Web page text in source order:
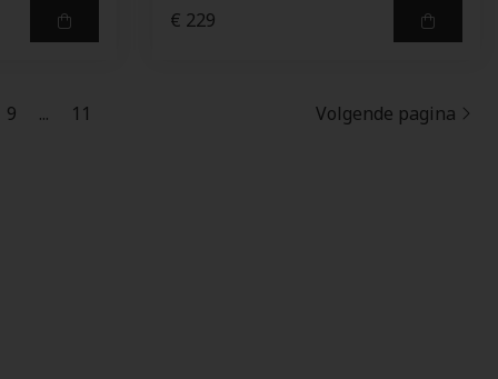
€ 229
9 ... 11 Volgende pagina